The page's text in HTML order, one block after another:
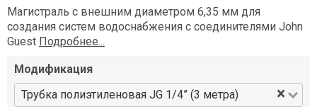
Магистраль с внешним диаметром 6,35 мм для
создания систем водоснабжения с соединителями John
Guest Подробнее...
Модификация
Трубка полиэтиленовая JG 1/4” (3 метра)
×